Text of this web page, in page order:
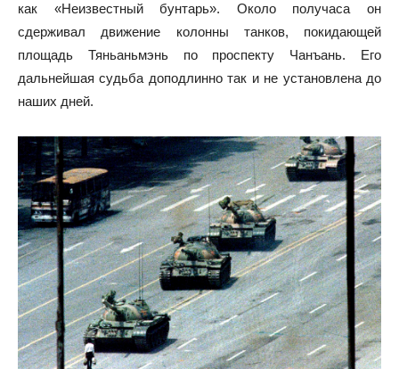
как «Неизвестный бунтарь». Около получаса он
сдерживал движение колонны танков, покидающей
площадь Тяньаньмэнь по проспекту Чанъань. Его
дальнейшая судьба доподлинно так и не установлена до
наших дней.